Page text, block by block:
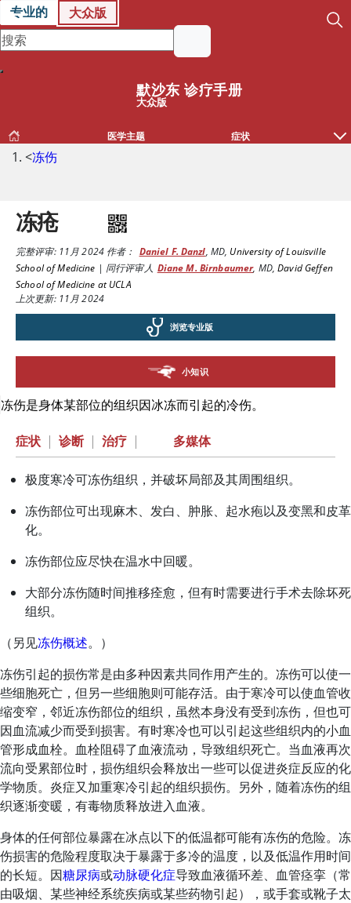
专业的 大众版
默沙东 诊疗手册
大众版
医学主题 症状
<冻伤
冻疮
完整评审:11月 2024作者： Daniel F. Danzl, MD, University of Louisville
School of Medicine | 同行评审人 Diane M. Birnbaumer, MD,David Geffen
School of Medicine at UCLA
上次更新: 11月 2024
浏览专业版
小知识
冻伤是身体某部位的组织因冰冻而引起的冷伤。
症状 | 诊断 | 治疗 | 多媒体
极度寒冷可冻伤组织，并破坏局部及其周围组织。
冻伤部位可出现麻木、发白、肿胀、起水疱以及变黑和皮革
化。
冻伤部位应尽快在温水中回暖。
大部分冻伤随时间推移痊愈，但有时需要进行手术去除坏死
组织。
（另见冻伤概述。）
冻伤引起的损伤常是由多种因素共同作用产生的。冻伤可以使一
些细胞死亡，但另一些细胞则可能存活。由于寒冷可以使血管收
缩变窄，邻近冻伤部位的组织，虽然本身没有受到冻伤，但也可
因血流减少而受到损害。有时寒冷也可以引起这些组织内的小血
管形成血栓。血栓阻碍了血液流动，导致组织死亡。当血液再次
流向受累部位时，损伤组织会释放出一些可以促进炎症反应的化
学物质。炎症又加重寒冷引起的组织损伤。另外，随着冻伤的组
织逐渐变暖，有毒物质释放进入血液。
身体的任何部位暴露在冰点以下的低温都可能有冻伤的危险。冻
伤损害的危险程度取决于暴露于多冷的温度，以及低温作用时间
的长短。因糖尿病或动脉硬化症导致血液循环差、血管痉挛（常
由吸烟、某些神经系统疾病或某些药物引起），或手套或靴子太